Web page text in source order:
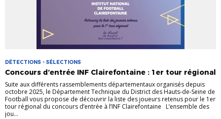
DÉTECTIONS - SÉLECTIONS
Concours d’entrée INF Clairefontaine : 1er tour régional
Suite aux différents rassemblements départementaux organisés depuis
octobre 2025, le Département Technique du District des Hauts-de-Seine de
Football vous propose de découvrir la liste des joueurs retenus pour le 1er
tour régional du concours d’entrée à l’INF Clairefontaine L’ensemble des
jou...